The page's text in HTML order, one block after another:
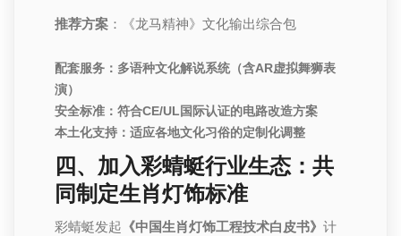
推荐方案 ：《龙马精神》文化输出综合包
配套服务：多语种文化解说系统（含AR虚拟舞狮表
演）
安全标准：符合CE/UL国际认证的电路改造方案
本土化支持：适应各地文化习俗的定制化调整
四、加入彩蜻蜓行业生态：共
同制定生肖灯饰标准
彩蜻蜓发起 《中国生肖灯饰工程技术白皮书》 计